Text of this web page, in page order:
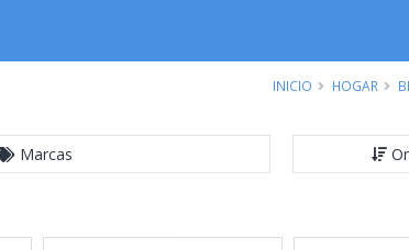
INICIO HOGAR
Marcas